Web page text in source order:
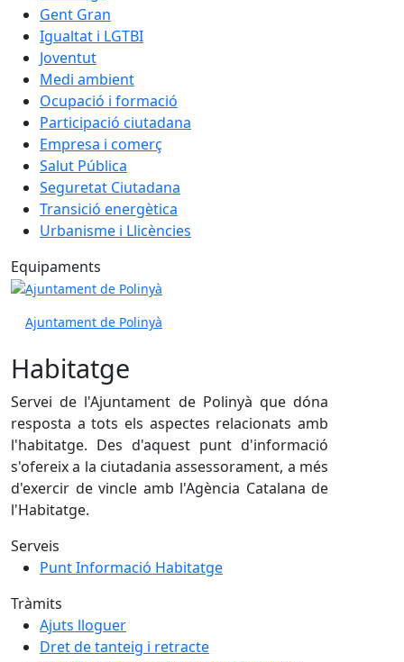
Gent Gran
Igualtat i LGTBI
Joventut
Medi ambient
Ocupació i formació
Participació ciutadana
Empresa i comerç
Salut Pública
Seguretat Ciutadana
Transició energètica
Urbanisme i Llicències
Equipaments
Ajuntament de Polinyà
Habitatge
Servei de l'Ajuntament de Polinyà que dóna
resposta a tots els aspectes relacionats amb
l'habitatge. Des d'aquest punt d'informació
s'ofereix a la ciutadania assessorament, a més
d'exercir de vincle amb l'Agència Catalana de
l'Habitatge.
Serveis
Punt Informació Habitatge
Tràmits
Ajuts lloguer
Dret de tanteig i retracte